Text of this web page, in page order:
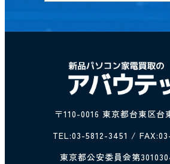
〒110-0016 東京都台東区台
TEL:03-5812-3451 /
東京都公安委員会第